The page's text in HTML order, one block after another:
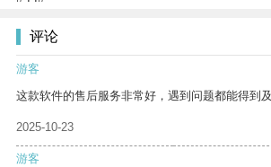
评论
游客
这款软件的售后服务非常好，遇到问题都能得到及
2025-10-23
游客